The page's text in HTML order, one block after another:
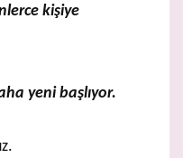
kişiye
yeni başlıyor.